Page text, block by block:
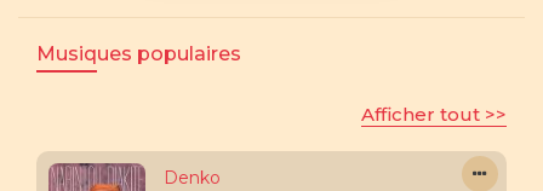
Musiques populaires
Afficher tout >>
Denko